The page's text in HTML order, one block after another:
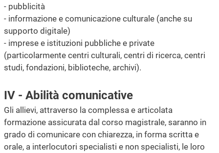
- pubblicità
- informazione e comunicazione culturale (anche su
supporto digitale)
- imprese e istituzioni pubbliche e private
(particolarmente centri culturali, centri di ricerca, centri
studi, fondazioni, biblioteche, archivi).
IV - Abilità comunicative
Gli allievi, attraverso la complessa e articolata
formazione assicurata dal corso magistrale, saranno in
grado di comunicare con chiarezza, in forma scritta e
orale, a interlocutori specialisti e non specialisti, le loro